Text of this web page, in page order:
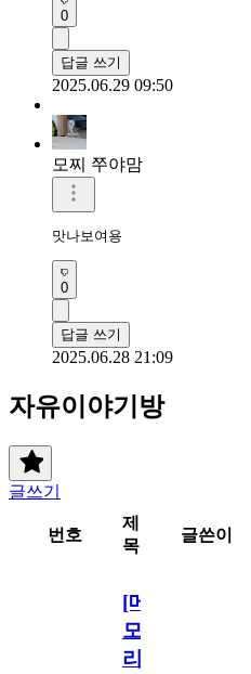
0
답글 쓰기
2025.06.29 09:50
모찌 쭈야맘
맛나보여용
0
답글 쓰기
2025.06.28 21:09
자유이야기방
글쓰기
번호
제
목
글쓴이
[메
모
리